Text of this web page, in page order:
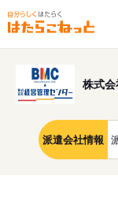
株式
派遣会社情報